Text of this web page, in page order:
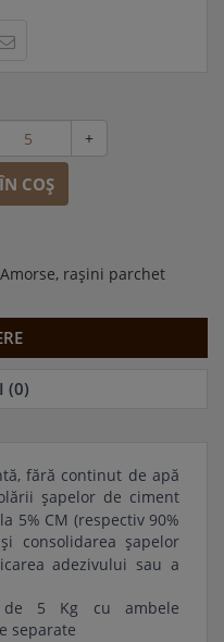
+
COŞ
raşini parchet
(0)
fără continut de apă
şapelor de ciment
5% CM (respectiv 90%
consolidarea şapelor
adezivului sau a
de 5 Kg cu ambele
separate